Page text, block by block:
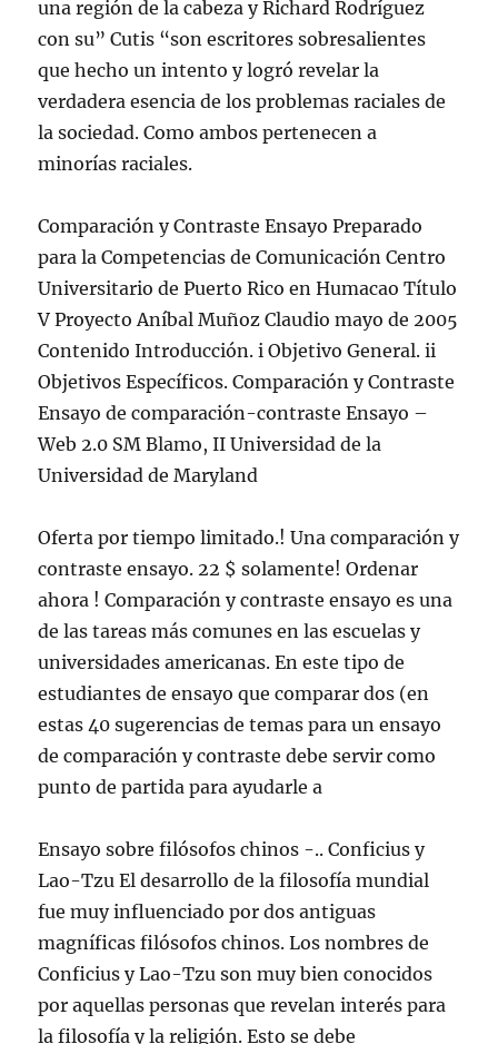
una región de la cabeza y Richard Rodríguez
con su” Cutis “son escritores sobresalientes
que hecho un intento y logró revelar la
verdadera esencia de los problemas raciales de
la sociedad. Como ambos pertenecen a
minorías raciales.
Comparación y Contraste Ensayo Preparado
para la Competencias de Comunicación Centro
Universitario de Puerto Rico en Humacao Título
V Proyecto Aníbal Muñoz Claudio mayo de 2005
Contenido Introducción. i Objetivo General. ii
Objetivos Específicos. Comparación y Contraste
Ensayo de comparación-contraste Ensayo –
Web 2.0 SM Blamo, II Universidad de la
Universidad de Maryland
Oferta por tiempo limitado.! Una comparación y
contraste ensayo. 22 $ ​​solamente! Ordenar
ahora ! Comparación y contraste ensayo es una
de las tareas más comunes en las escuelas y
universidades americanas. En este tipo de
estudiantes de ensayo que comparar dos (en
estas 40 sugerencias de temas para un ensayo
de comparación y contraste debe servir como
punto de partida para ayudarle a
Ensayo sobre filósofos chinos -.. Conficius y
Lao-Tzu El desarrollo de la filosofía mundial
fue muy influenciado por dos antiguas
magníficas filósofos chinos. Los nombres de
Conficius y Lao-Tzu son muy bien conocidos
por aquellas personas que revelan interés para
la filosofía y la religión. Esto se debe